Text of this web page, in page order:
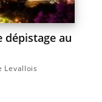
dépistage au
Levallois